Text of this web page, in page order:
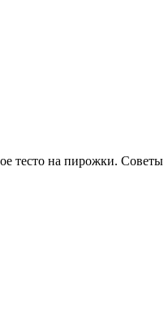
тесто на пирожки. Советы